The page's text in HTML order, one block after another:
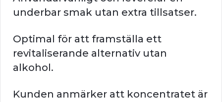
underbar smak utan extra tillsatser.
Optimal för att framställa ett
revitaliserande alternativ utan
alkohol.
Kunden anmärker att koncentratet är